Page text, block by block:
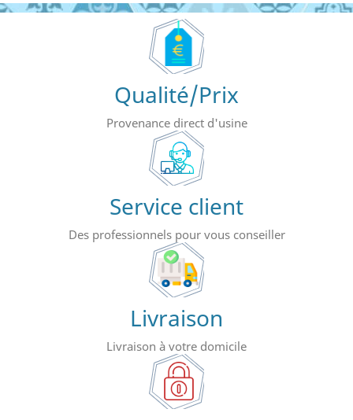
Qualité/Prix
Provenance direct d'usine
Service client
Des professionnels pour vous conseiller
Livraison
Livraison à votre domicile